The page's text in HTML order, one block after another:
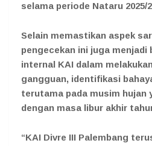
selama periode Nataru 2025/
Selain memastikan aspek
pengecekan ini juga menjadi
internal KAI dalam
gangguan, identifikasi
terutama pada musim hujan
dengan masa libur akhir
“KAI Divre III Palembang